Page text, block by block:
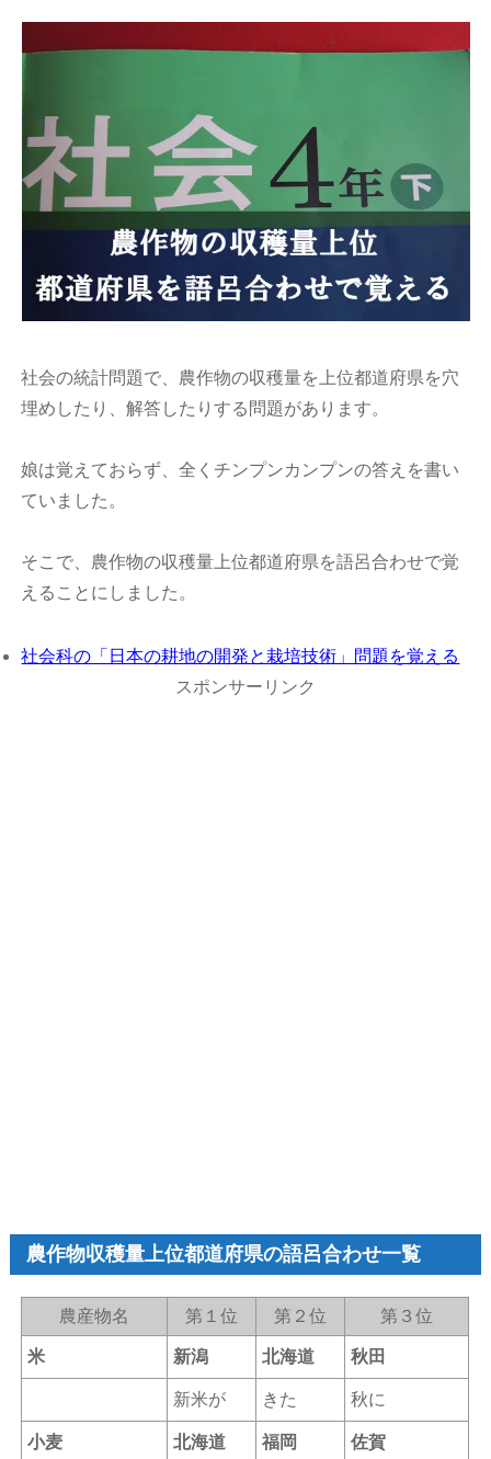
社会の統計問題で、農作物の収穫量を上位都道府県を穴
埋めしたり、解答したりする問題があります。
娘は覚えておらず、全くチンプンカンプンの答えを書い
ていました。
そこで、農作物の収穫量上位都道府県を語呂合わせで覚
えることにしました。
社会科の「日本の耕地の開発と栽培技術」問題を覚える
スポンサーリンク
農作物収穫量上位都道府県の語呂合わせ一覧
農産物名 第１位 第２位 第３位
米 新潟 北海道 秋田
新米が きた 秋に
小麦 北海道 福岡 佐賀